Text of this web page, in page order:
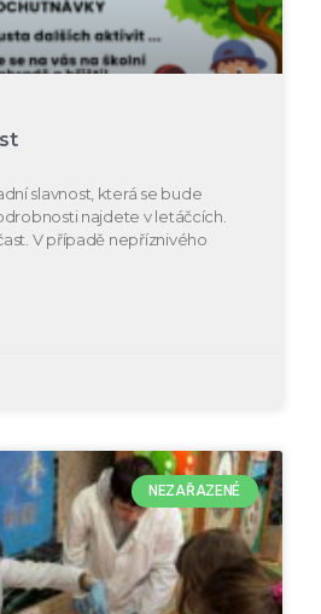
slavnost, která se bude
najdete v letáčcích.
V případě nepříznivého
NEZAŘAZENÉ